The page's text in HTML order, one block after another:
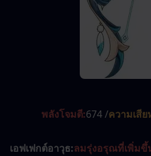
พลังโจมตี:674 /ความเสี
เอฟเฟกต์อาวุธ:ลมรุ่งอรุณที่เพิ่มขึ้